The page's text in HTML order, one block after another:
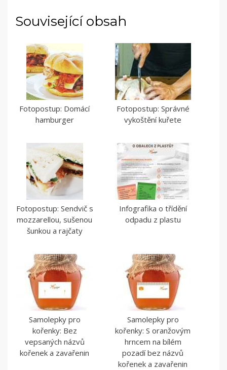
Související obsah
Fotopostup: Domácí
hamburger
Fotopostup: Správné
vykoštění kuřete
Fotopostup: Sendvič s
mozzarellou, sušenou
šunkou a rajčaty
Infografika o třídění
odpadu z plastu
Samolepky pro
kořenky: Bez
vepsaných názvů
kořenek a zavařenin
Samolepky pro
kořenky: S oranžovým
hrncem na bílém
pozadí bez názvů
kořenek a zavařenin